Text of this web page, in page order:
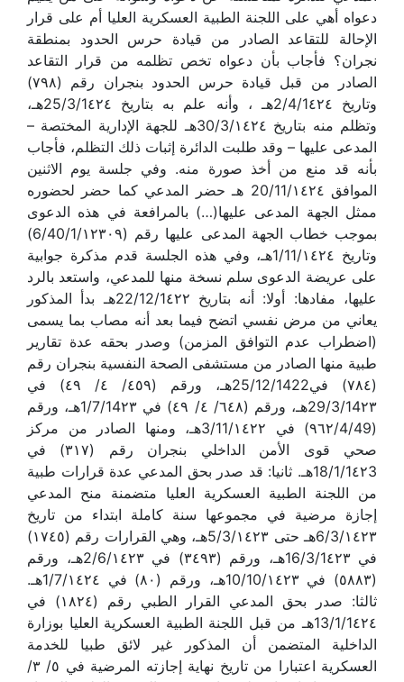
دعواه أهي على اللجنة الطبية العسكرية العليا أم على قرار
الإحالة للتقاعد الصادر من قيادة حرس الحدود بمنطقة
نجران؟ فأجاب بأن دعواه تخص تظلمه من قرار التقاعد
الصادر من قبل قيادة حرس الحدود بنجران رقم (٧٩٨)
وتاريخ 2/4/1٤٢٤هـ ، وأنه علم به بتاريخ 25/3/1٤٢٤هـ،
وتظلم منه بتاريخ 30/3/١٤٢٤هـ للجهة الإدارية المختصة –
المدعى عليها – وقد طلبت الدائرة إثبات ذلك التظلم، فأجاب
بأنه قد منع من أخذ صورة منه. وفي جلسة يوم الاثنين
الموافق 20/11/١٤٢٤ هـ حضر المدعي كما حضر لحضوره
ممثل الجهة المدعى عليها(…) بالمرافعة في هذه الدعوى
بموجب خطاب الجهة المدعى عليها رقم (6/40/1/١٢٣٠٩)
وتاريخ 1/11/١٤٢٤هـ، وفي هذه الجلسة قدم مذكرة جوابية
على عريضة الدعوى سلم نسخة منها للمدعي، واستعد بالرد
عليها، مفادها: أولا: أنه بتاريخ 22/12/1٤٢٢هـ بدأ المذكور
يعاني من مرض نفسي اتضح فيما بعد أنه مصاب بما يسمى
(اضطراب عدم التوافق المزمن) وصدر بحقه عدة تقارير
طبية منها الصادر من مستشفى الصحة النفسية بنجران رقم
(٧٨٤) في25/12/1422هـ، ورقم (٤٥٩/ ٤/ ٤٩) في
29/3/14٢٣هـ، ورقم (٦٤٨/ ٤/ ٤٩) في 1/7/14٢٣هـ، ورقم
(٩٦٢/4/49) في 3/11/١٤٢٢هـ، ومنها الصادر من مركز
صحي قوى الأمن الداخلي بنجران رقم (٣١٧) في
18/1/1٤٢3هـ. ثانيا: قد صدر بحق المدعي عدة قرارات طبية
من اللجنة الطبية العسكرية العليا متضمنة منح المدعي
إجازة مرضية في مجموعها سنة كاملة ابتداء من تاريخ
6/3/١٤٢٣هـ حتى 5/3/١٤٢٣هـ، وهي القرارات رقم (١٧٤٥)
في 16/3/1٤٢٣هـ، ورقم (٣٤٩٣) في 2/6/١٤٢٣هـ، ورقم
(٥٨٨٣) في 10/10/١٤٢٣هـ، ورقم (٨٠) في 1/7/١٤٢٤هـ.
ثالثا: صدر بحق المدعي القرار الطبي رقم (١٨٢٤) في
13/1/1٤٢٤هـ من قبل اللجنة الطبية العسكرية العليا بوزارة
الداخلية المتضمن أن المذكور غير لائق طبيا للخدمة
العسكرية اعتبارا من تاريخ نهاية إجازته المرضية في ٥/ ٣/